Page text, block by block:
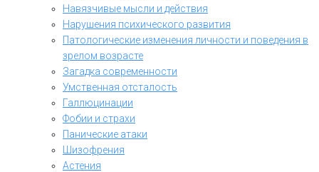
Навязчивые мысли и действия
Нарушения психического развития
Патологические изменения личности и поведения в
зрелом возрасте
Загадка современности
Умственная отсталость
Галлюцинации
Фобии и страхи
Панические атаки
Шизофрения
Астения